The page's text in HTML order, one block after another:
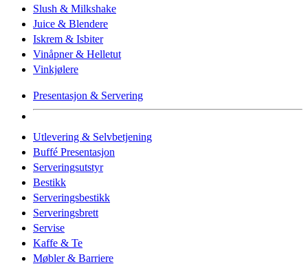
Slush & Milkshake
Juice & Blendere
Iskrem & Isbiter
Vinåpner & Helletut
Vinkjølere
Presentasjon & Servering
Utlevering & Selvbetjening
Buffé Presentasjon
Serveringsutstyr
Bestikk
Serveringsbestikk
Serveringsbrett
Servise
Kaffe & Te
Møbler & Barriere